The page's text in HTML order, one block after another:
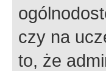
czy na
to, że